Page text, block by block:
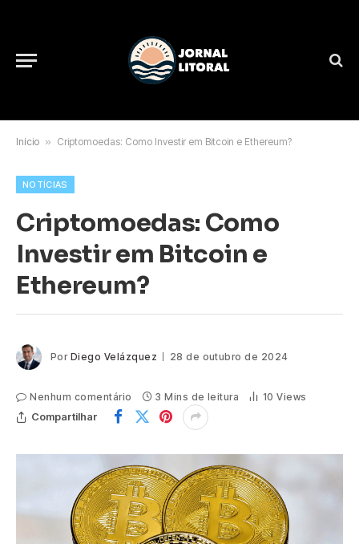
Início » Criptomoedas: Como Investir em Bitcoin e Ethereum?
NOTÍCIAS
Criptomoedas: Como
Investir em Bitcoin e
Ethereum?
Por Diego Velázquez 28 de outubro de 2024
Nenhum comentário 3 Mins de leitura 10Views
Compartilhar